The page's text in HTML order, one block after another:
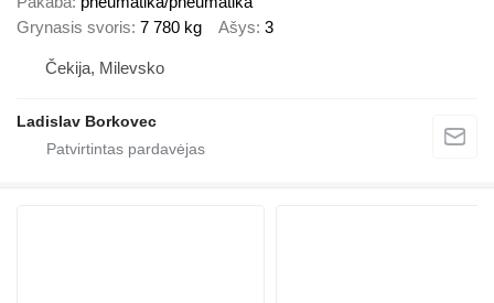
Grynasis svoris 7 780 kg Ašys 3
Čekija, Milevsko
Ladislav Borkovec